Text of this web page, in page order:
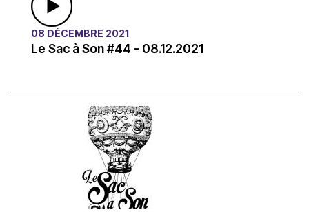
08 DÉCEMBRE 2021
Le Sac à Son #44 - 08.12.2021